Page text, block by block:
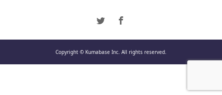
Copyright © Kumabase Inc. All rights reserved.